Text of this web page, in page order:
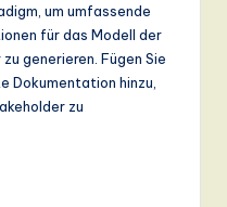
um umfassende
für das Modell der
generieren. Fügen Sie
Dokumentation hinzu,
zu